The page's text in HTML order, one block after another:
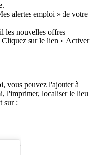
alertes emploi » de votre
les nouvelles offres
Cliquez sur le lien « Activer
vous pouvez l'ajouter à
l'imprimer, localiser le lieu
sur :